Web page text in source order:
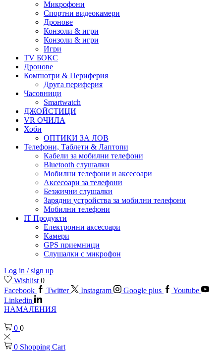
Микрофони
Спортни видеокамери
Дронове
Конзоли & игри
Конзоли & игри
Игри
TV БОКС
Дронове
Компютри & Периферия
Друга периферия
Часовници
Smartwatch
ДЖОЙСТИЦИ
VR ОЧИЛА
Хоби
ОПТИКИ ЗА ЛОВ
Телефони, Таблети & Лаптопи
Кабели за мобилни телефони
Bluetooth слушалки
Мобилни телефони и аксесоари
Аксесоари за телефони
Безжични слушалки
Зарядни устройства за мобилни телефони
Мобилни телефони
IT Продукти
Електронни аксесоари
Камери
GPS приемници
Слушалки с микрофон
Log in / sign up
Wishlist 0
Facebook
Twitter Instagram Google plus
Youtube
Linkedin
НАМАЛЕНИЯ
0 0
0 Shopping Cart